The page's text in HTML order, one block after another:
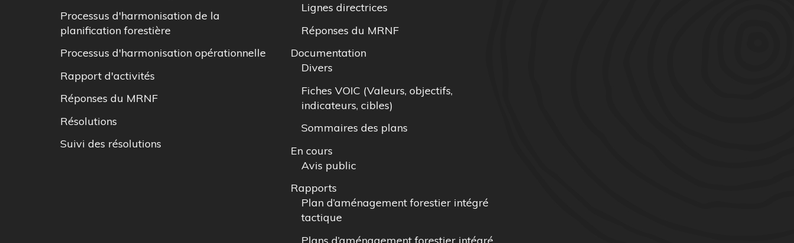
Processus d'harmonisation de la
planification forestière
Processus d'harmonisation opérationnelle
Rapport d'activités
Réponses du MRNF
Résolutions
Suivi des résolutions
Lignes directrices
Réponses du MRNF
Documentation
Divers
Fiches VOIC (Valeurs, objectifs,
indicateurs, cibles)
Sommaires des plans
En cours
Avis public
Rapports
Plan d’aménagement forestier intégré
tactique
Plans d’aménagement forestier intégré